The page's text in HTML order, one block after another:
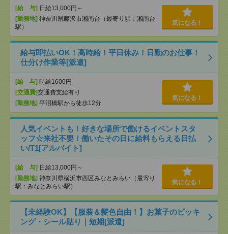
[給 与] 日給13,000円～
[勤務地] 神奈川県藤沢市湘南台（最寄り駅：湘南台
駅）
気になる！
給与即払いOK！高時給！平日休み！日勤のお仕事！
仕分け作業等[派遣]
[給 与] 時給1600円
[交通費]交通費支給有り
[勤務地] 平沼橋駅から徒歩12分
気になる！
人気イベントも！好きな場所で働けるイベントスタ
ッフ☆来社不要！働いたその日に給料もらえる日払
い/T1[アルバイト]
[給 与] 日給13,000円～
[勤務地] 神奈川県横浜市西区みなとみらい（最寄り
駅：みなとみらい駅）
気になる！
【未経験OK】【服装＆髪色自由！】お菓子のピッキ
ング・シール貼り｜短期[派遣]